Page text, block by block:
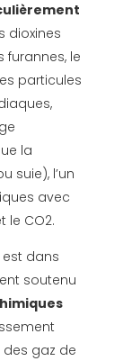
dioxines
le
particules
la
suie), l’un
avec
le CO2.
dans
soutenu
des gaz de